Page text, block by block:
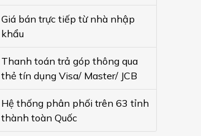
Giá bán trực tiếp từ nhà nhập
khẩu
Thanh toán trả góp thông qua
thẻ tín dụng Visa/ Master/ JCB
Hệ thống phân phối trên 63 tỉnh
thành toàn Quốc